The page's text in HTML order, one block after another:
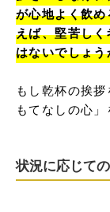
が心地よく飲
えば、堅苦し
はないでしょ
もし乾杯の挨
もてなしの心」
状況に応じて